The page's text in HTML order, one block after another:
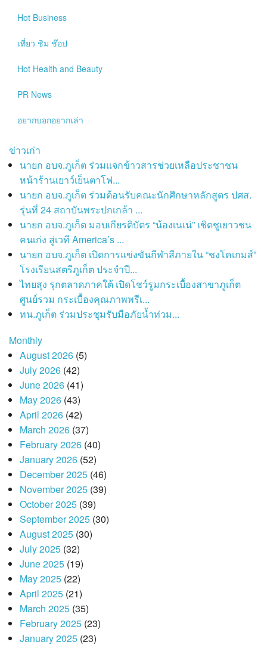
Hot Business
เที่ยว ชิม ช๊อป
Hot Health and Beauty
PR News
อยากบอกอยากเล่า
ข่าวเก่า
นายก อบจ.ภูเก็ต ร่วมแจกข้าวสารช่วยเหลือประชาชน
หน้าร้านเยาว์เย็นตาโฟ...
นายก อบจ.ภูเก็ต ร่วมต้อนรับคณะนักศึกษาหลักสูตร ปศส.
รุ่นที่ 24 สถาบันพระปกเกล้า ...
นายก อบจ.ภูเก็ต มอบเกียรติบัตร “น้องเนเน่” เชิดชูเยาวชน
คนเก่ง สู่เวที America’s ...
นายก อบจ.ภูเก็ต เปิดการแข่งขันกีฬาสีภายใน “ชงโคเกมส์”
โรงเรียนสตรีภูเก็ต ประจำปี...
ไทยสุง รุกตลาดภาคใต้ เปิดโชว์รูมกระเบื้องสาขาภูเก็ต
ศูนย์รวม กระเบื้องคุณภาพพรีเ...
ทน.ภูเก็ต ร่วมประชุมรับมือภัยน้ำท่วม...
Monthly
August 2026(5)
July 2026(42)
June 2026(41)
May 2026(43)
April 2026(42)
March 2026(37)
February 2026(40)
January 2026(52)
December 2025(46)
November 2025(39)
October 2025(39)
September 2025(30)
August 2025(30)
July 2025(32)
June 2025(19)
May 2025(22)
April 2025(21)
March 2025(35)
February 2025(23)
January 2025(23)